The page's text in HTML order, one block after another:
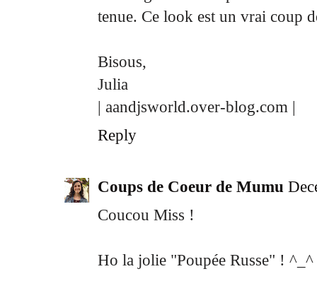
tenue. Ce look est un vrai coup
Bisous,
Julia
| aandjsworld.over-blog.com |
Reply
Coups de Coeur de Mumu
Coucou Miss !
Ho la jolie "Poupée Russe" !